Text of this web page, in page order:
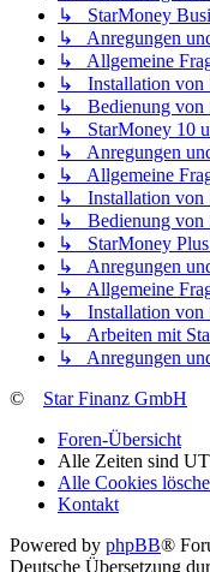
↳ StarMoney
↳ Anregungen
↳ Allgemeine
↳ Installation von
↳ Bedienung von
↳ StarMoney 10
↳ Anregungen
↳ Allgemeine
↳ Installation von
↳ Bedienung von
↳ StarMoney Plus
↳ Anregungen
↳ Allgemeine
↳ Installation von
↳ Arbeiten mit
↳ Anregungen
©
Star Finanz GmbH
Foren-Übersicht
Alle Zeiten sind
Alle Cookies
Kontakt
Powered by phpBB®
Deutsche Übersetzung